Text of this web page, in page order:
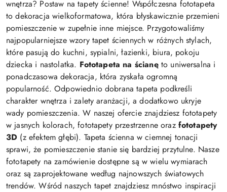
wnętrza? Postaw na tapety ścienne! Współczesna fototapeta
to dekoracja wielkoformatowa, która błyskawicznie przemieni
pomieszczenie w zupełnie inne miejsce. Przygotowaliśmy
najpopularniejsze wzory tapet ściennych w różnych stylach,
które pasują do kuchni, sypialni, łazienki, biura, pokoju
dziecka i nastolatka. Fototapeta na ścianęto uniwersalna i
ponadczasowa dekoracja, która zyskała ogromną
popularność. Odpowiednio dobrana tapeta podkreśli
charakter wnętrza i zalety aranżacji, a dodatkowo ukryje
wady pomieszczenia. W naszej ofercie znajdziesz fototapety
w jasnych kolorach, fototapety przestrzenne oraz fototapety
3D (z efektem głębi). Tapeta ścienna w ciemnej tonacji
sprawi, że pomieszczenie stanie się bardziej przytulne. Nasze
fototapety na zamówienie dostępne są w wielu wymiarach
oraz są zaprojektowane według najnowszych światowych
trendów. Wśród naszych tapet znajdziesz mnóstwo inspiracji